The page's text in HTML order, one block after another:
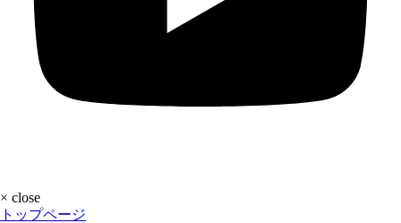
× close
トップページ